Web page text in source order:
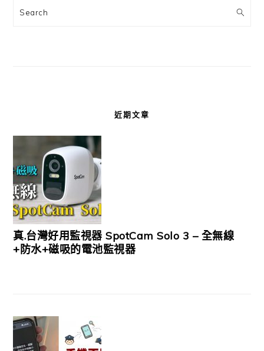
Search
近期文章
真.台灣好用監視器 SpotCam Solo 3 – 全無線
+防水+磁吸的電池監視器